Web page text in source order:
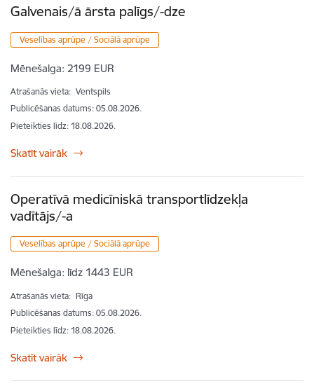
Galvenais/ā ārsta palīgs/-dze
Veselības aprūpe / Sociālā aprūpe
Mēnešalga: 2199 EUR
Atrašanās vieta: Ventspils
Publicēšanas datums: 05.08.2026.
Pieteikties līdz: 18.08.2026.
Skatīt vairāk
Operatīvā medicīniskā transportlīdzekļa
vadītājs/-a
Veselības aprūpe / Sociālā aprūpe
Mēnešalga: līdz 1443 EUR
Atrašanās vieta: Rīga
Publicēšanas datums: 05.08.2026.
Pieteikties līdz: 18.08.2026.
Skatīt vairāk